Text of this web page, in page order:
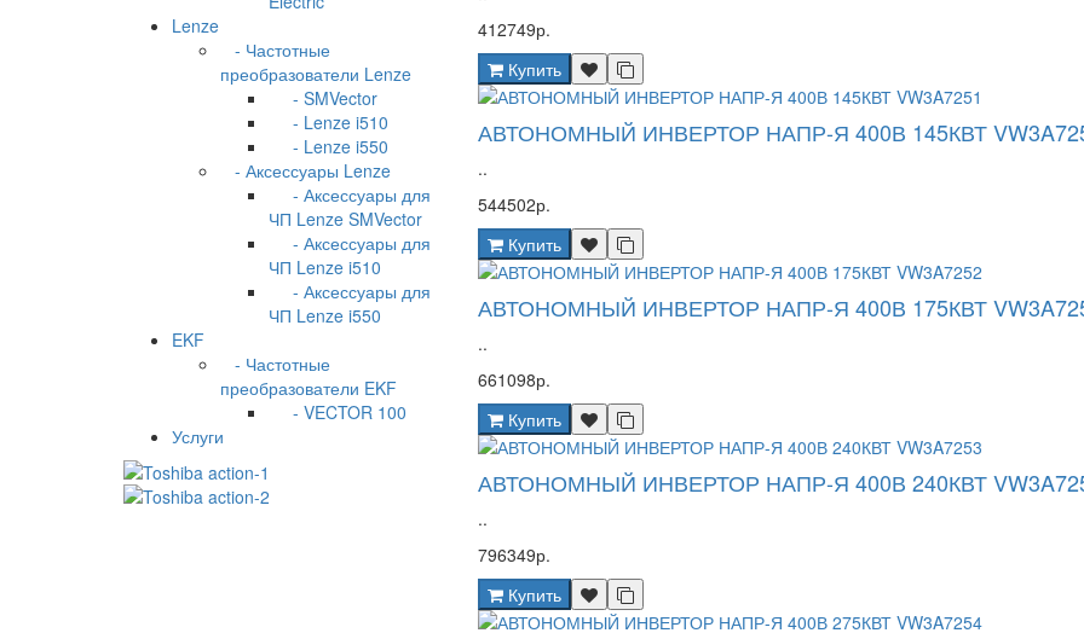
Lenze
- Частотные
преобразователи Lenze
- SMVector
- Lenze i510
- Lenze i550
- Аксессуары Lenze
- Аксессуары для
ЧП Lenze SMVector
- Аксессуары для
ЧП Lenze i510
- Аксессуары для
ЧП Lenze i550
EKF
- Частотные
преобразователи EKF
- VECTOR 100
Услуги
412749р.
Купить
АВТОНОМНЫЙ ИНВЕРТОР НАПР-Я 400В 145КВТ
..
544502р.
Купить
АВТОНОМНЫЙ ИНВЕРТОР НАПР-Я 400В 175КВТ
..
661098р.
Купить
АВТОНОМНЫЙ ИНВЕРТОР НАПР-Я 400В 240КВТ
..
796349р.
Купить